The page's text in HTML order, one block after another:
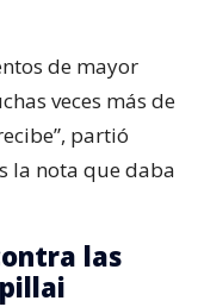
de mayor
veces más de
partió
la nota que daba
las